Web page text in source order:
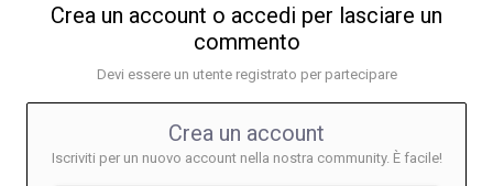
Crea un account o accedi per lasciare un
commento
Devi essere un utente registrato per partecipare
Crea un account
Iscriviti per un nuovo account nella nostra community. È facile!